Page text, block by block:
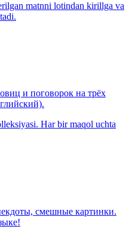
matnni lotindan kirillga va
и поговорок на трёх
Har bir maqol uchta
смешные картинки.